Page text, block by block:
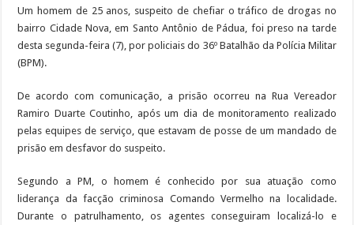
Um homem de 25 anos, suspeito de chefiar o tráfico de drogas no
bairro Cidade Nova, em Santo Antônio de Pádua, foi preso na tarde
desta segunda-feira (7), por policiais do 36º Batalhão da Polícia Militar
(BPM).
De acordo com comunicação, a prisão ocorreu na Rua Vereador
Ramiro Duarte Coutinho, após um dia de monitoramento realizado
pelas equipes de serviço, que estavam de posse de um mandado de
prisão em desfavor do suspeito.
Segundo a PM, o homem é conhecido por sua atuação como
liderança da facção criminosa Comando Vermelho na localidade.
Durante o patrulhamento, os agentes conseguiram localizá-lo e